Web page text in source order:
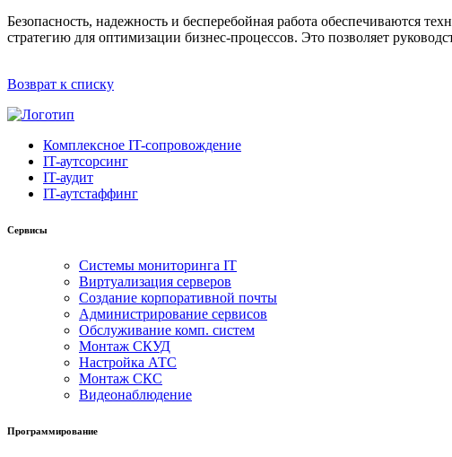
Безопасность, надежность и бесперебойная работа обеспечиваются
стратегию для оптимизации бизнес-процессов. Это позволяет
Возврат к списку
Комплексное IT-сопровождение
IT-аутсорсинг
IT-аудит
IT-аутстаффинг
Сервисы
Системы мониторинга IT
Виртуализация серверов
Создание корпоративной почты
Администрирование сервисов
Обслуживание комп. систем
Монтаж СКУД
Настройка АТС
Монтаж СКС
Видеонаблюдение
Программирование